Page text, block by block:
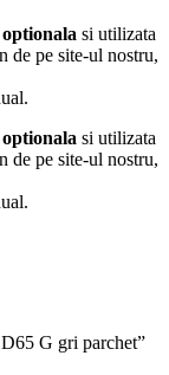
optionala si utilizata
de pe site-ul nostru,
optionala si utilizata
de pe site-ul nostru,
G gri parchet”